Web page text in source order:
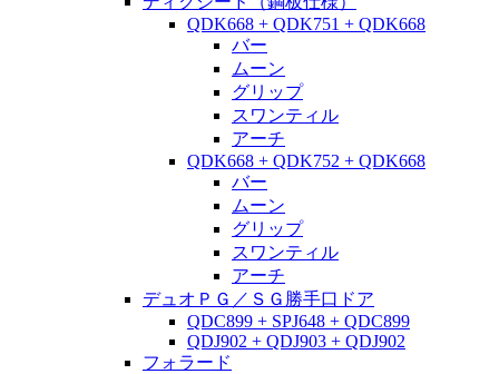
QDK668 + QDK751 + QDK668
バー
ムーン
グリップ
スワンティル
アーチ
QDK668 + QDK752 + QDK668
バー
ムーン
グリップ
スワンティル
アーチ
デュオＰＧ／ＳＧ勝手口ドア
QDC899 + SPJ648 + QDC899
QDJ902 + QDJ903 + QDJ902
フォラード